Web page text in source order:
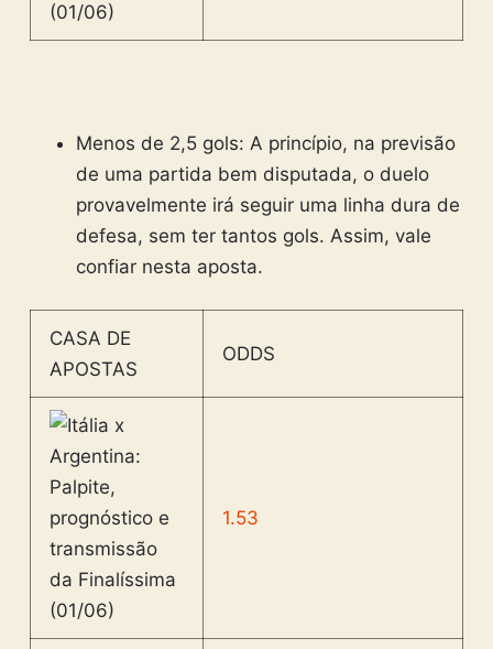
Menos de 2,5 gols: A princípio, na previsão
de uma partida bem disputada, o duelo
provavelmente irá seguir uma linha dura de
defesa, sem ter tantos gols. Assim, vale
confiar nesta aposta.
CASA DE
APOSTAS
ODDS
1.53